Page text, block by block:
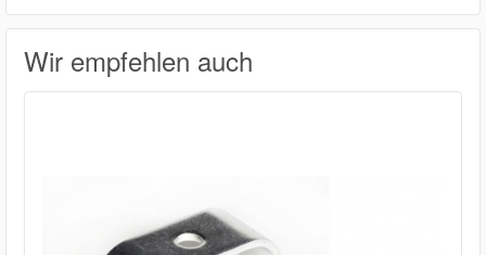
Wir empfehlen auch